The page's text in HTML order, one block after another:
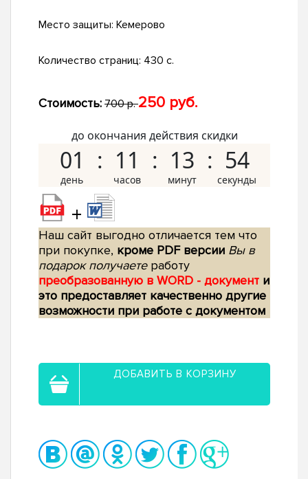
Место защиты: Кемерово
Количество страниц: 430 с.
Стоимость: 700 р.250 руб.
до окончания действия скидки
01 11 13 53
+
Наш сайт выгодно отличается тем что
при покупке, кроме PDF версии Вы в
подарок получаетеработу
преобразованную в WORD - документ и
это предоставляет качественно другие
возможности при работе с документом
ДОБАВИТЬ В КОРЗИНУ